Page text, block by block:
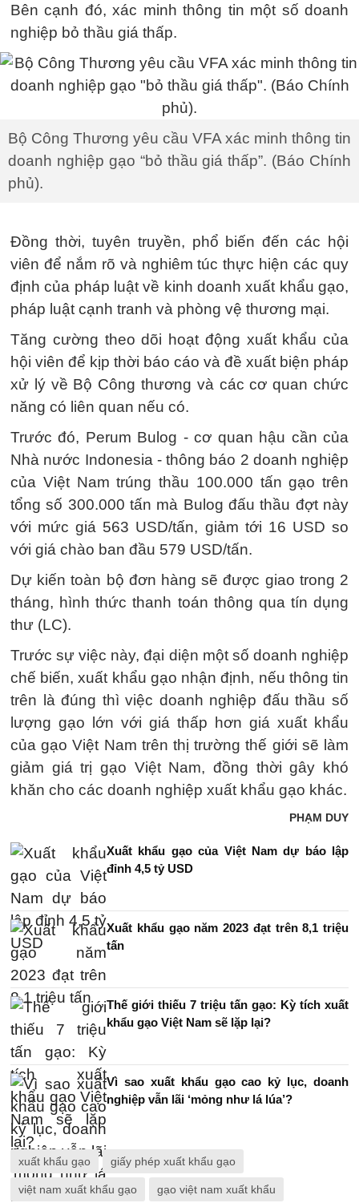
Bên cạnh đó, xác minh thông tin một số doanh
nghiệp bỏ thầu giá thấp.
Bộ Công Thương yêu cầu VFA xác minh thông tin
doanh nghiệp gạo “bỏ thầu giá thấp”. (Báo Chính
phủ).
Đồng thời, tuyên truyền, phổ biến đến các hội
viên để nắm rõ và nghiêm túc thực hiện các quy
định của pháp luật về kinh doanh xuất khẩu gạo,
pháp luật cạnh tranh và phòng vệ thương mại.
Tăng cường theo dõi hoạt động xuất khẩu của
hội viên để kịp thời báo cáo và đề xuất biện pháp
xử lý về Bộ Công thương và các cơ quan chức
năng có liên quan nếu có.
Trước đó, Perum Bulog - cơ quan hậu cần của
Nhà nước Indonesia - thông báo 2 doanh nghiệp
của Việt Nam trúng thầu 100.000 tấn gạo trên
tổng số 300.000 tấn mà Bulog đấu thầu đợt này
với mức giá 563 USD/tấn, giảm tới 16 USD so
với giá chào ban đầu 579 USD/tấn.
Dự kiến toàn bộ đơn hàng sẽ được giao trong 2
tháng, hình thức thanh toán thông qua tín dụng
thư (LC).
Trước sự việc này, đại diện một số doanh nghiệp
chế biến, xuất khẩu gạo nhận định, nếu thông tin
trên là đúng thì việc doanh nghiệp đấu thầu số
lượng gạo lớn với giá thấp hơn giá xuất khẩu
của gạo Việt Nam trên thị trường thế giới sẽ làm
giảm giá trị gạo Việt Nam, đồng thời gây khó
khăn cho các doanh nghiệp xuất khẩu gạo khác.
PHẠM DUY
Xuất khẩu gạo của Việt Nam dự báo lập
đỉnh 4,5 tỷ USD
Xuất khẩu gạo năm 2023 đạt trên 8,1 triệu
tấn
Thế giới thiếu 7 triệu tấn gạo: Kỳ tích xuất
khẩu gạo Việt Nam sẽ lặp lại?
Vì sao xuất khẩu gạo cao kỷ lục, doanh
nghiệp vẫn lãi ‘mỏng như lá lúa’?
xuất khẩu gạo giấy phép xuất khẩu gạo
việt nam xuất khẩu gạo gạo việt nam xuất khẩu